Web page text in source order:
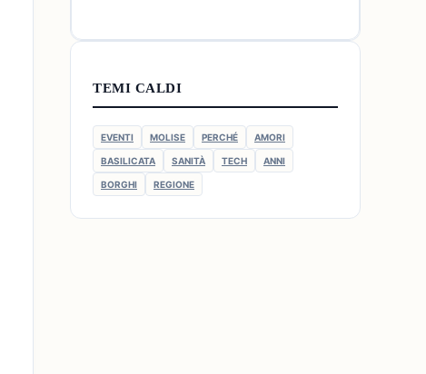
TEMI CALDI
EVENTI MOLISE PERCHÉ AMORI
BASILICATA SANITÀ TECH ANNI
BORGHI REGIONE